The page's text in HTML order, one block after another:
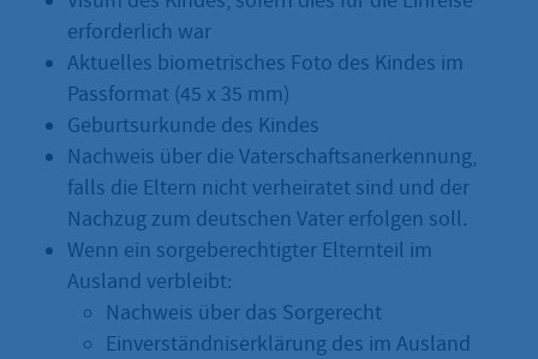
erforderlich war
Aktuelles biometrisches Foto des Kindes im
Passformat (45 x 35 mm)
Geburtsurkunde des Kindes
Nachweis über die Vaterschaftsanerkennung,
falls die Eltern nicht verheiratet sind und der
Nachzug zum deutschen Vater erfolgen soll.
Wenn ein sorgeberechtigter Elternteil im
Ausland verbleibt:
Nachweis über das Sorgerecht
Einverständniserklärung des im Ausland